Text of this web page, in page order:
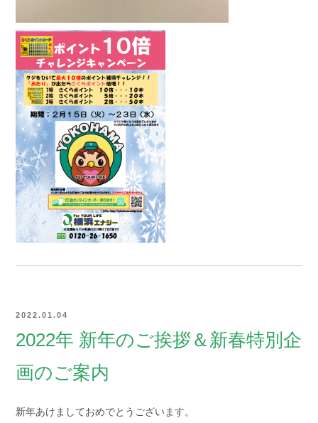
2022.01.04
2022年 新年のご挨拶＆新春特別企
画のご案内
新年あけましておめでとうございます。